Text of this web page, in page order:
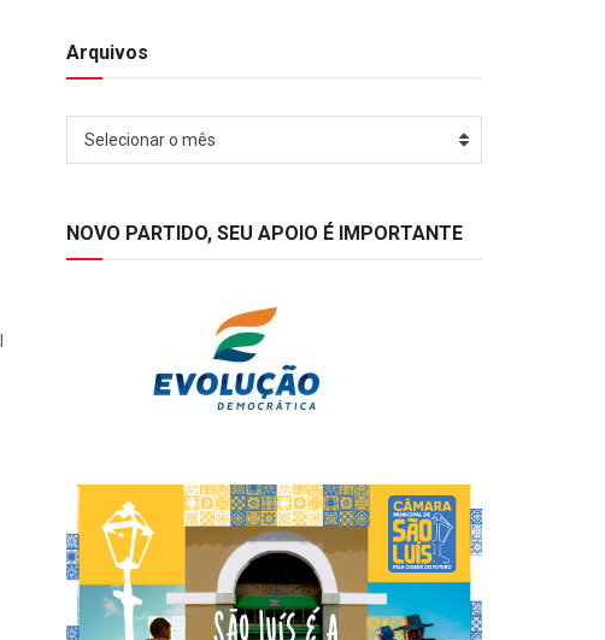
Arquivos
Selecionar o mês
NOVO PARTIDO, SEU APOIO É IMPORTANTE